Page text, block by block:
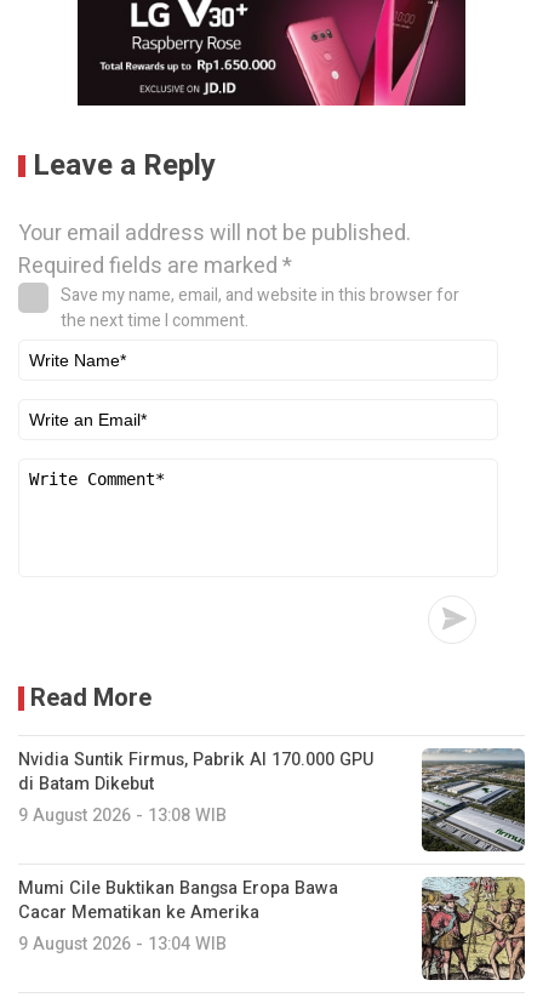
Leave a Reply
Your email address will not be published.
Required fields are marked*
Save my name, email, and website in this browser for
the next time I comment.
Read More
Nvidia Suntik Firmus, Pabrik AI 170.000 GPU
di Batam Dikebut
9 August 2026 - 13:08 WIB
Mumi Cile Buktikan Bangsa Eropa Bawa
Cacar Mematikan ke Amerika
9 August 2026 - 13:04 WIB